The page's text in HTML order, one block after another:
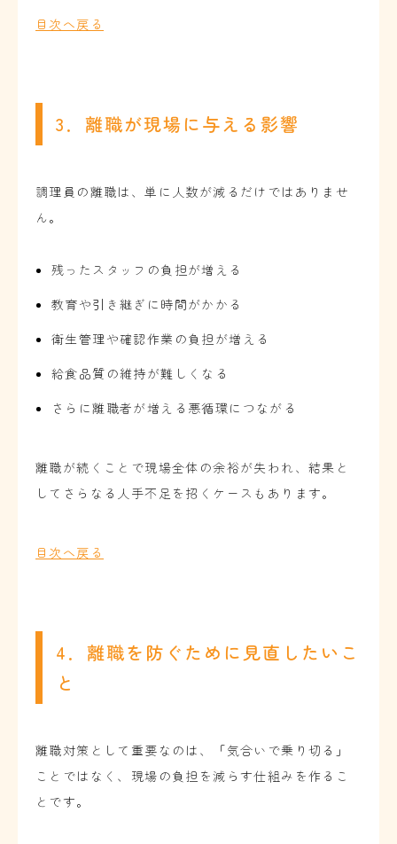
目次へ戻る
3．離職が現場に与える影響
調理員の離職は、単に人数が減るだけではありませ
ん。
残ったスタッフの負担が増える
教育や引き継ぎに時間がかかる
衛生管理や確認作業の負担が増える
給食品質の維持が難しくなる
さらに離職者が増える悪循環につながる
離職が続くことで現場全体の余裕が失われ、結果と
してさらなる人手不足を招くケースもあります。
目次へ戻る
4．離職を防ぐために見直したいこ
と
離職対策として重要なのは、「気合いで乗り切る」
ことではなく、現場の負担を減らす仕組みを作るこ
とです。